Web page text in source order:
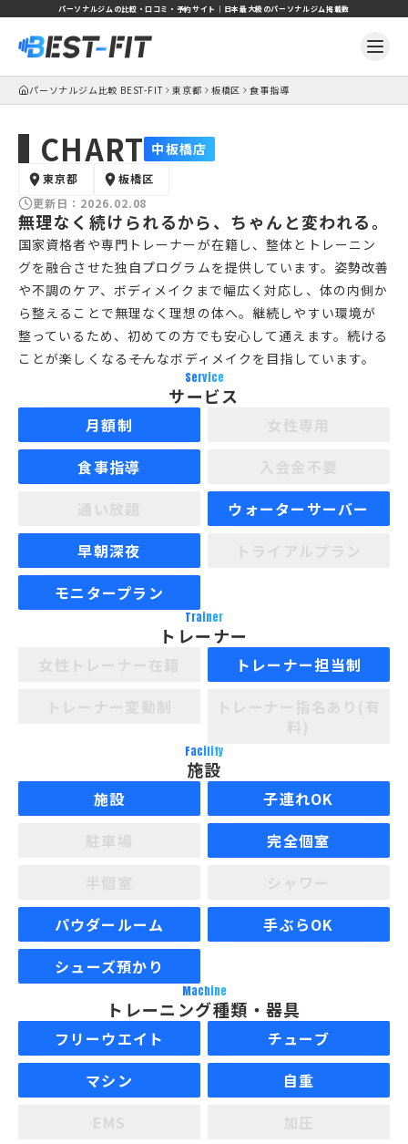
パーソナルジムの比較・口コミ・予約サイト｜日本最大級のパーソナルジム掲載数
パーソナルジム比較 BEST-FIT 東京都 板橋区 食事指導
CHART 中板橋店
東京都
板橋区
更新日： 2026.02.08
無理なく続けられるから、ちゃんと変われる。
国家資格者や専門トレーナーが在籍し、整体とトレーニン
グを融合させた独自プログラムを提供しています。姿勢改善
や不調のケア、ボディメイクまで幅広く対応し、体の内側か
ら整えることで無理なく理想の体へ。継続しやすい環境が
整っているため、初めての方でも安心して通えます。続ける
ことが楽しくなる――そんなボディメイクを目指しています。
Service
サービス
月額制
食事指導
ウォーターサーバー
早朝深夜
モニタープラン
Trainer
トレーナー
トレーナー担当制
Facility
施設
施設
子連れOK
完全個室
パウダールーム
手ぶらOK
シューズ預かり
Machine
トレーニング種類・器具
フリーウエイト
チューブ
マシン
自重